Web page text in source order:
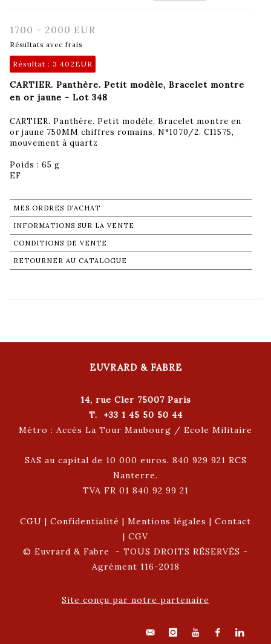
1700 - 2000 EUR
Résultats avec frais
Résultat : 3 402EUR
CARTIER. Panthère. Petit modèle, Bracelet montre
en or jaune - Lot 348
CARTIER. Panthère. Petit modèle, Bracelet montre en
or jaune 750MM chiffres romains, N°1070/2. C11575,
mouvement à quartz
Poids : 65 g
EF
MES ORDRES D'ACHAT
INFORMATIONS SUR LA VENTE
CONDITIONS DE VENTE
RETOURNER AU CATALOGUE
EUVRARD & FABRE
14, rue Cler 75007 Paris
T. +33 1 45 50 50 44
Métro : Accès La Tour Maubourg / Ecole Militaire
SAS au capital de 10 000 euros. 840 929 921 RCS
Nanterre.
TVA FR 01 840 92 99 21
CGU | Confidentialité | Mentions légales | Contact
| CGV
© Euvrard & Fabre - TOUS DROITS RÉSERVÉS -
Agrément 116-2018
Site conçu par notre partenaire